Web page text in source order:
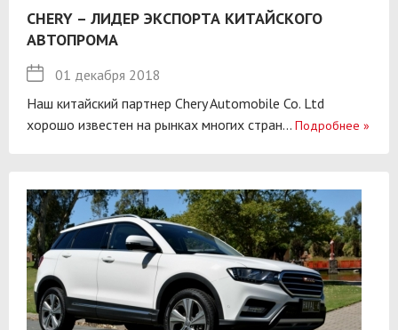
CHERY – ЛИДЕР ЭКСПОРТА КИТАЙСКОГО
АВТОПРОМА
01 декабря 2018
Наш китайский партнер Chery Automobile Co. Ltd
хорошо известен на рынках многих стран... Подробнее »